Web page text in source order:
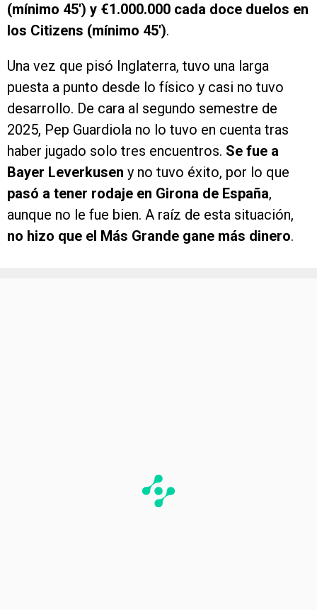
(mínimo 45′) y €1.000.000 cada doce duelos en
los Citizens (mínimo 45′).
Una vez que pisó Inglaterra, tuvo una larga
puesta a punto desde lo físico y casi no tuvo
desarrollo. De cara al segundo semestre de
2025, Pep Guardiola no lo tuvo en cuenta tras
haber jugado solo tres encuentros. Se fue a
Bayer Leverkusen y no tuvo éxito, por lo que
pasó a tener rodaje en Girona de España,
aunque no le fue bien. A raíz de esta situación,
no hizo que el Más Grande gane más dinero.